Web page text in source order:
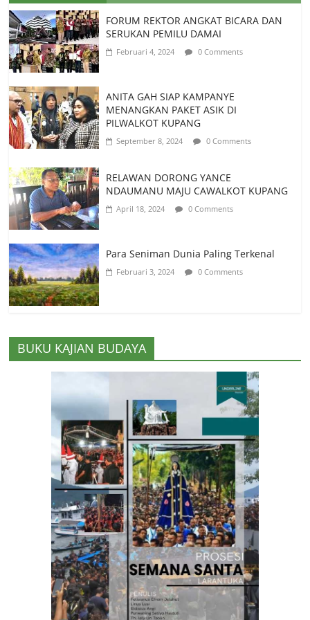
FORUM REKTOR ANGKAT BICARA DAN
SERUKAN PEMILU DAMAI
Februari 4, 2024 0 Comments
ANITA GAH SIAP KAMPANYE
MENANGKAN PAKET ASIK DI
PILWALKOT KUPANG
September 8, 2024 0 Comments
RELAWAN DORONG YANCE
NDAUMANU MAJU CAWALKOT KUPANG
April 18, 2024 0 Comments
Para Seniman Dunia Paling Terkenal
Februari 3, 2024 0 Comments
BUKU KAJIAN BUDAYA